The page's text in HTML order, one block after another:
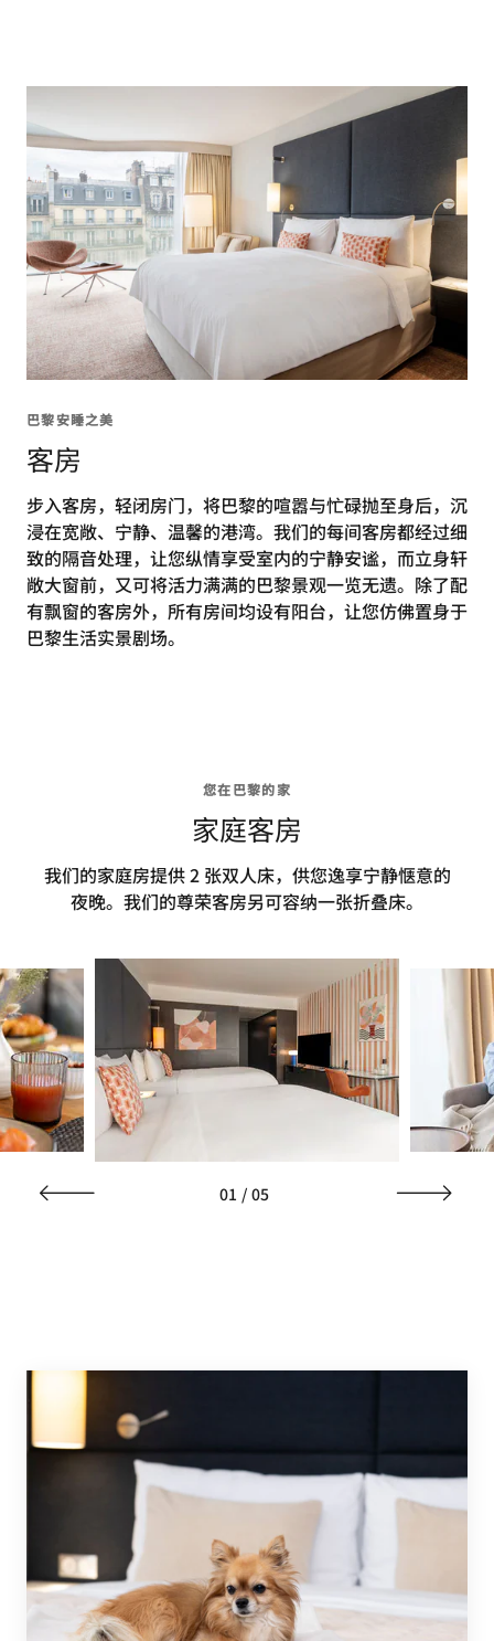
巴黎安睡之美
客房
步入客房，轻闭房门，将巴黎的喧嚣与忙碌抛至身后，沉
浸在宽敞、宁静、温馨的港湾。我们的每间客房都经过细
致的隔音处理，让您纵情享受室内的宁静安谧，而立身轩
敞大窗前，又可将活力满满的巴黎景观一览无遗。除了配
有飘窗的客房外，所有房间均设有阳台，让您仿佛置身于
巴黎生活实景剧场。
您在巴黎的家
家庭客房
我们的家庭房提供 2 张双人床，供您逸享宁静惬意的
夜晚。我们的尊荣客房另可容纳一张折叠床。
01 / 05